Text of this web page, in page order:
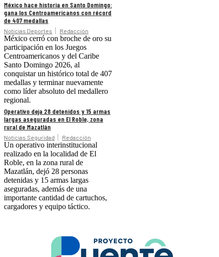
México hace historia en Santo Domingo:
gana los Centroamericanos con récord
de 407 medallas
Noticias Deportes Redacción
México cerró con broche de oro su
participación en los Juegos
Centroamericanos y del Caribe
Santo Domingo 2026, al
conquistar un histórico total de 407
medallas y terminar nuevamente
como líder absoluto del medallero
regional.
Operativo deja 28 detenidos y 15 armas
largas aseguradas en El Roble, zona
rural de Mazatlán
Noticias Seguridad Redacción
Un operativo interinstitucional
realizado en la localidad de El
Roble, en la zona rural de
Mazatlán, dejó 28 personas
detenidas y 15 armas largas
aseguradas, además de una
importante cantidad de cartuchos,
cargadores y equipo táctico.